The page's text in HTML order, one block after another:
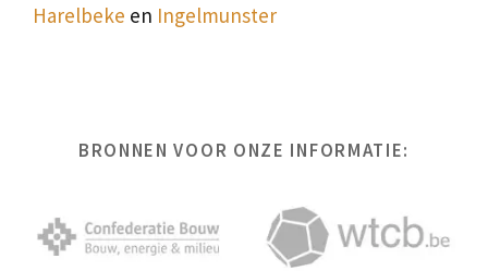
Harelbeke en Ingelmunster
BRONNEN VOOR ONZE INFORMATIE: